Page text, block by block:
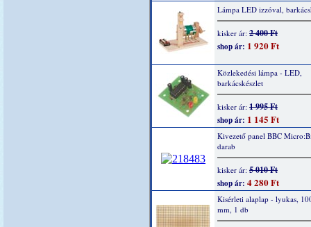
Lámpa LED izzóval,
kisker ár: 2 400 Ft
shop ár: 1 920 Ft
Közlekedési lámpa - LED,
barkácskészlet
kisker ár: 1 995 Ft
shop ár: 1 145 Ft
Kivezető panel BBC
darab
kisker ár: 5 010 Ft
shop ár: 4 280 Ft
Kisérleti alaplap - lyukas,
mm, 1 db